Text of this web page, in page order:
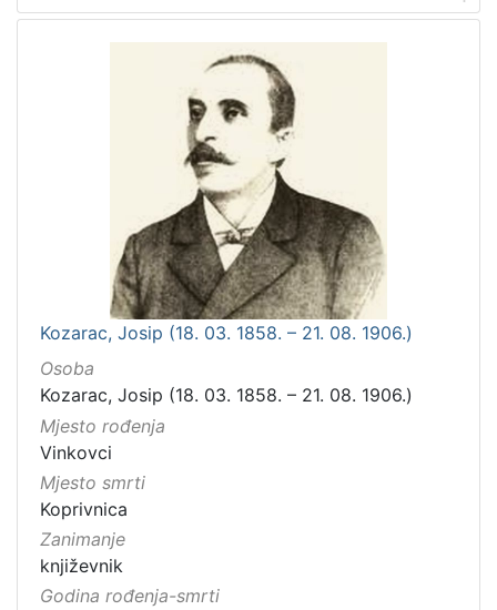
Kozarac, Josip (18. 03. 1858. – 21. 08. 1906.)
Osoba
Kozarac, Josip (18. 03. 1858. – 21. 08. 1906.)
Mjesto rođenja
Vinkovci
Mjesto smrti
Koprivnica
Zanimanje
književnik
Godina rođenja-smrti